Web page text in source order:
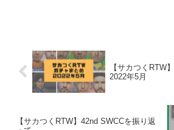
【サカつくRTW
2022年5月
【サカつくRTW】42nd SWCCを振り返